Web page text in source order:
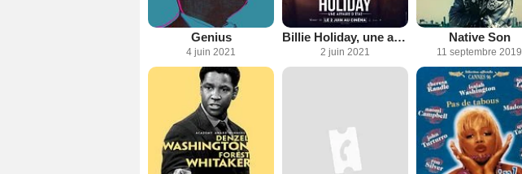
Genius
4 juin 2021
Billie Holiday, une affaire d'état
2 juin 2021
Native Son
11 septembre 2019